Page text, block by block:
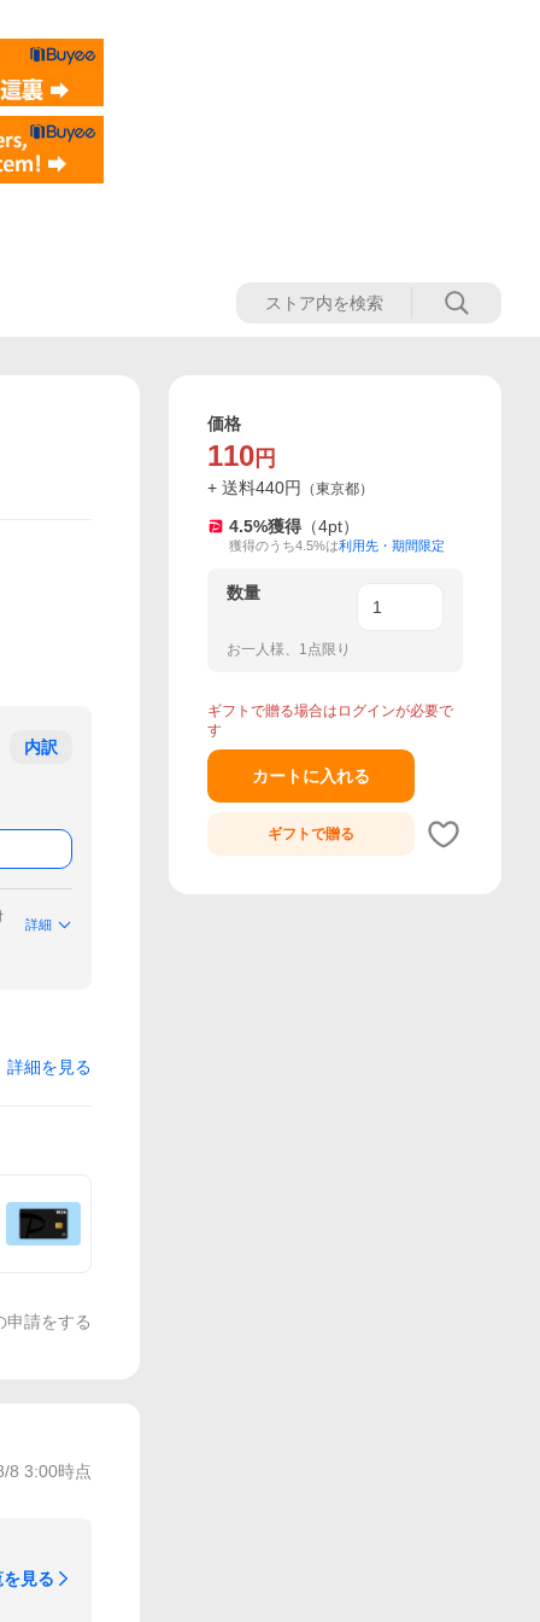
内訳
詳細
詳細を見る
申請をする
8 3:00時点
見る
価格
110 円
+ 送料440円 （東京都）
4.5%獲得 （4pt）
獲得のうち4.5%は利用先・期間限定
数量
お一人様、1点限り
ギフトで贈る場合はログインが必要で
す
カートに入れる
ギフトで贈る